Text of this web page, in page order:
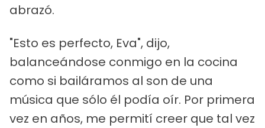
abrazó.
"Esto es perfecto, Eva", dijo,
balanceándose conmigo en la cocina
como si bailáramos al son de una
música que sólo él podía oír. Por primera
vez en años, me permití creer que tal vez